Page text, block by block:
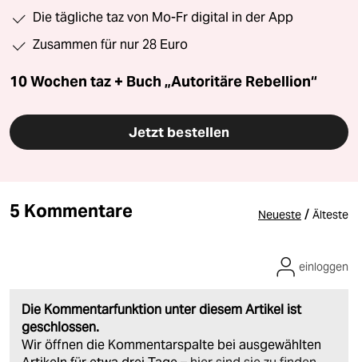
Die tägliche taz von Mo-Fr digital in der App
Zusammen für nur 28 Euro
10 Wochen taz + Buch „Autoritäre Rebellion“
Jetzt bestellen
5 Kommentare Neueste / Älteste
Die Kommentarfunktion unter diesem Artikel ist
geschlossen.
Wir öffnen die Kommentarspalte bei ausgewählten
einloggen